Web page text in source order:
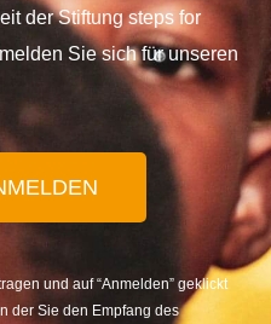
der Stiftung steps for
Sie sich für unseren
und auf “Anmelden” geklickt
der Sie den Empfang des